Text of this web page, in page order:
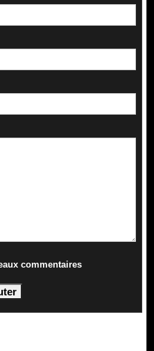
commentaires